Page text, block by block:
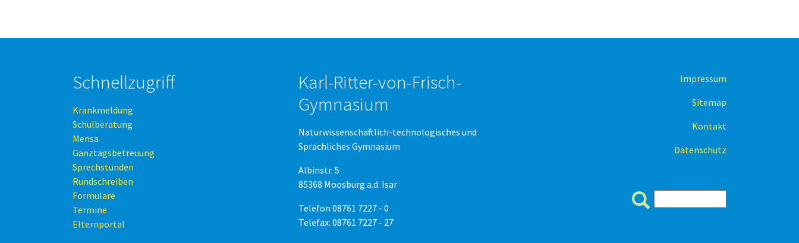
Schnellzugriff
Krankmeldung
Schulberatung
Mensa
Ganztagsbetreuung
Sprechstunden
Rundschreiben
Formulare
Termine
Elternportal
Karl-Ritter-von-Frisch-
Gymnasium
Naturwissenschaftlich-technologisches und
Sprachliches Gymnasium
Albinstr. 5
85368 Moosburg a.d. Isar
Telefon 08761 7227 - 0
Telefax: 08761 7227 - 27
Impressum
Sitemap
Kontakt
Datenschutz